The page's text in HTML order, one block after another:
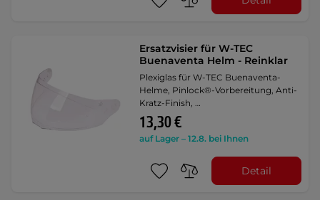
Ersatzvisier für W-TEC
Buenaventa Helm - Reinklar
Plexiglas für W-TEC Buenaventa-
Helme, Pinlock®-Vorbereitung, Anti-
Kratz-Finish, …
13,30 €
auf Lager – 12.8. bei Ihnen
Detail